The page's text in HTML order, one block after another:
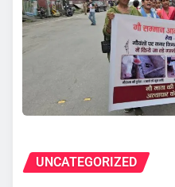
UNCATEGORIZED